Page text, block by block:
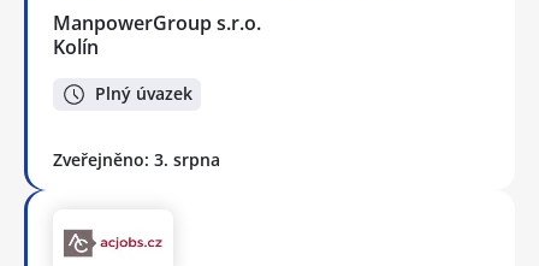
ManpowerGroup s.r.o.
Kolín
Plný úvazek
Zveřejněno: 3. srpna